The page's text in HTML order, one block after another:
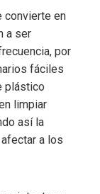
convierte en
a ser
por
fáciles
plástico
limpiar
así la
a los